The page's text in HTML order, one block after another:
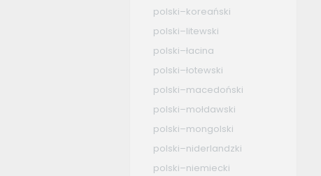
polski–koreański
polski–litewski
polski–łacina
polski–łotewski
polski–macedoński
polski–mołdawski
polski–mongolski
polski–niderlandzki
polski–niemiecki